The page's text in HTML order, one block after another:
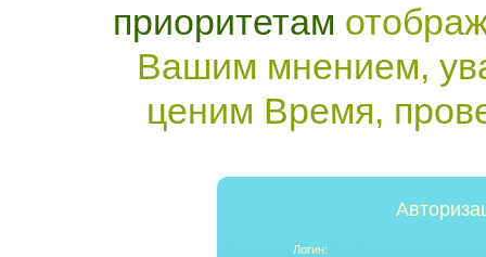
приоритетам
Вашим мнением,
ценим Время,
Логин: